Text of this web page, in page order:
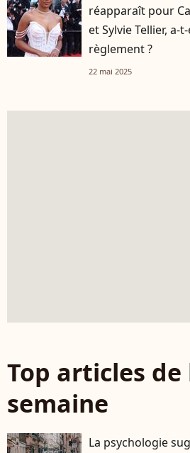
réapparaît pour
et Sylvie Tellier, a-
règlement ?
22 mai 2025
Top articles de
semaine
La psychologie